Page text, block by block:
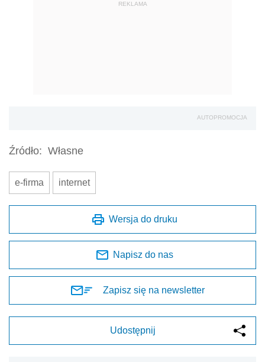
REKLAMA
AUTOPROMOCJA
Źródło: Własne
e-firma internet
Wersja do druku
Napisz do nas
Zapisz się na newsletter
Udostępnij